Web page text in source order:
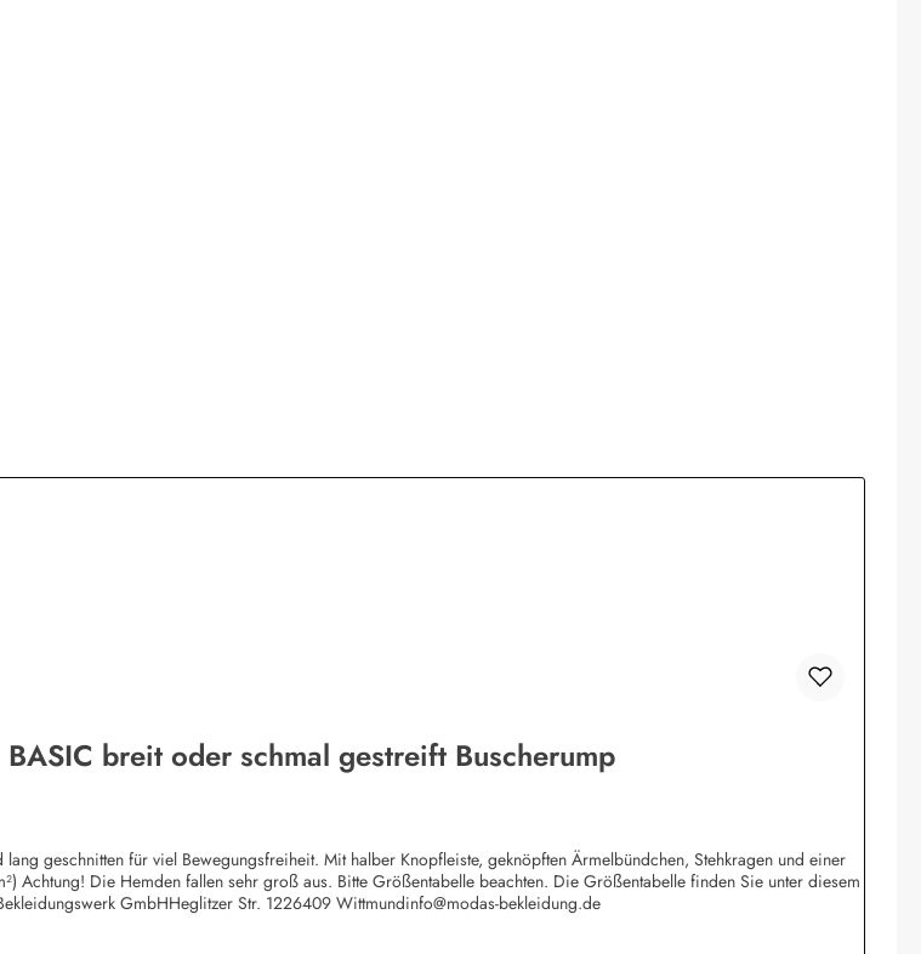
breit oder schmal gestreift Buscherump
geschnitten für viel Bewegungsfreiheit. Mit halber Knopfleiste, geknöpften Ärmelbündchen, Stehkragen und einer
Achtung! Die Hemden fallen sehr groß aus. Bitte Größentabelle beachten. Die Größentabelle finden Sie unter diesem
GmbHHeglitzer Str. 1226409 Wittmundinfo@modas-bekleidung.de